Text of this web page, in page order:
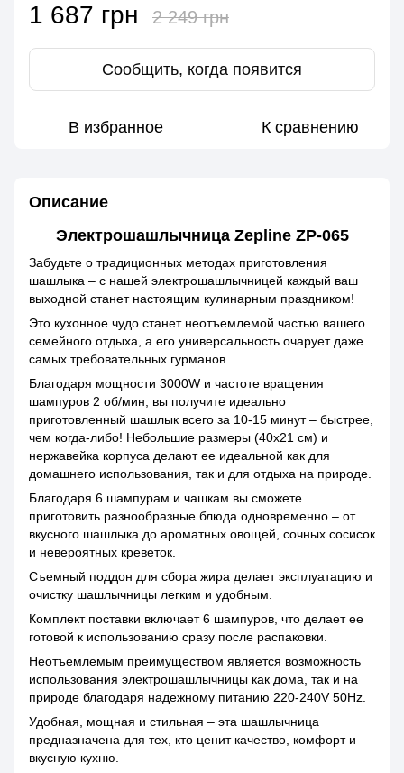
1 687 грн 2 249 грн
Сообщить, когда появится
В избранное К сравнению
Описание
Электрошашлычница Zepline ZP-065
Забудьте о традиционных методах приготовления
шашлыка – с нашей электрошашлычницей каждый ваш
выходной станет настоящим кулинарным праздником!
Это кухонное чудо станет неотъемлемой частью вашего
семейного отдыха, а его универсальность очарует даже
самых требовательных гурманов.
Благодаря мощности 3000W и частоте вращения
шампуров 2 об/мин, вы получите идеально
приготовленный шашлык всего за 10-15 минут – быстрее,
чем когда-либо! Небольшие размеры (40x21 см) и
нержавейка корпуса делают ее идеальной как для
домашнего использования, так и для отдыха на природе.
Благодаря 6 шампурам и чашкам вы сможете
приготовить разнообразные блюда одновременно – от
вкусного шашлыка до ароматных овощей, сочных сосисок
и невероятных креветок.
Съемный поддон для сбора жира делает эксплуатацию и
очистку шашлычницы легким и удобным.
Комплект поставки включает 6 шампуров, что делает ее
готовой к использованию сразу после распаковки.
Неотъемлемым преимуществом является возможность
использования электрошашлычницы как дома, так и на
природе благодаря надежному питанию 220-240V 50Hz.
Удобная, мощная и стильная – эта шашлычница
предназначена для тех, кто ценит качество, комфорт и
вкусную кухню.